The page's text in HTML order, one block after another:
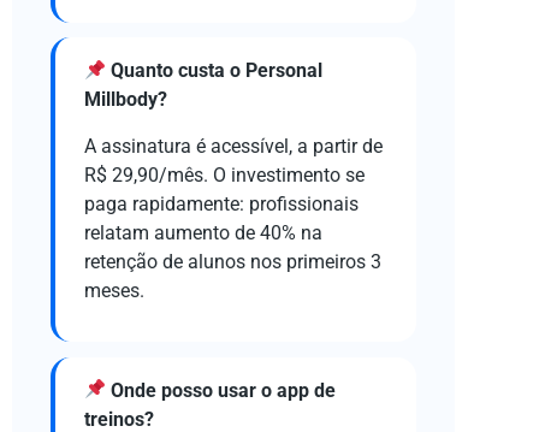
Quanto custa o Personal
Millbody?
A assinatura é acessível, a partir de
R$ 29,90/mês. O investimento se
paga rapidamente: profissionais
relatam aumento de 40% na
retenção de alunos nos primeiros 3
meses.
Onde posso usar o app de
treinos?